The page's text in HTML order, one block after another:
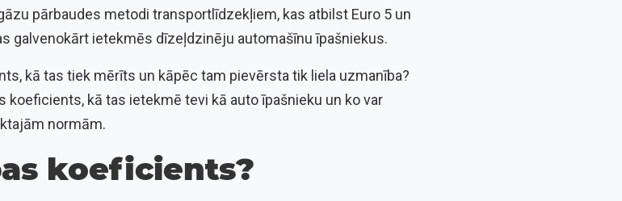
pārbaudes metodi transportlīdzekļiem, kas atbilst Euro 5 un
galvenokārt ietekmēs dīzeļdzinēju automašīnu īpašniekus.
kā tas tiek mērīts un kāpēc tam pievērsta tik liela uzmanība?
koeficients, kā tas ietekmē tevi kā auto īpašnieku un ko var
normām.
koeficients?